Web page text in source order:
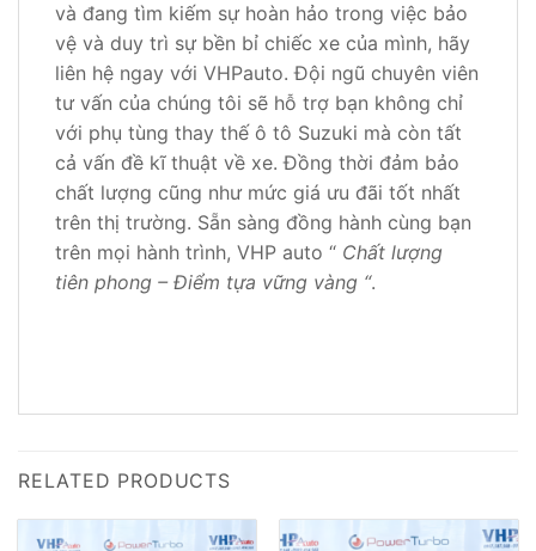
và đang tìm kiếm sự hoàn hảo trong việc bảo
vệ và duy trì sự bền bỉ chiếc xe của mình, hãy
liên hệ ngay với VHPauto. Đội ngũ chuyên viên
tư vấn của chúng tôi sẽ hỗ trợ bạn không chỉ
với phụ tùng thay thế ô tô Suzuki mà còn tất
cả vấn đề kĩ thuật về xe. Đồng thời đảm bảo
chất lượng cũng như mức giá ưu đãi tốt nhất
trên thị trường. Sẵn sàng đồng hành cùng bạn
trên mọi hành trình, VHP auto “ Chất lượng
tiên phong – Điểm tựa vững vàng “.
RELATED PRODUCTS